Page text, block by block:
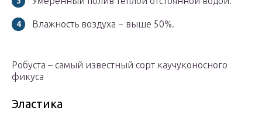
Влажность воздуха − выше 50%.
Робуста – самый известный сорт каучуконосного
фикуса
Эластика